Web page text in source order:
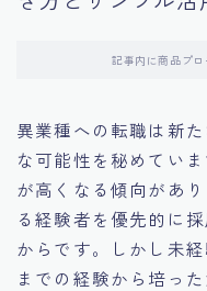
14.デジタル化やAIの
記事内に商品プ
異業種への転職は新
な可能性を秘めてい
が高くなる傾向があ
る経験者を優先的に
からです。しかし未
までの経験から培っ